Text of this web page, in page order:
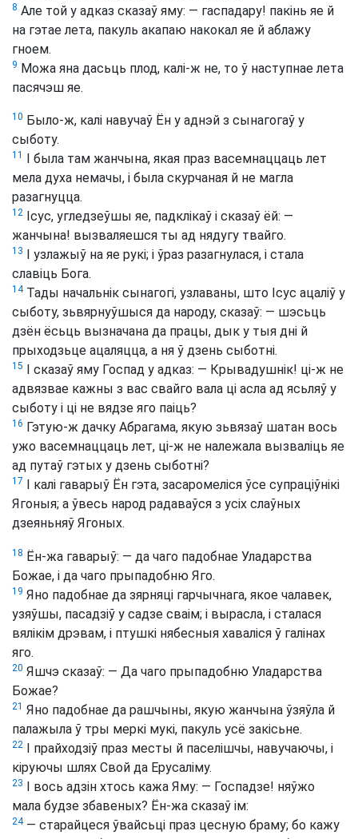
8 Але той у адказ сказаў яму: — гаспадару! пакінь яе й
на гэтае лета, пакуль акапаю накокал яе й аблажу
гноем.
9 Можа яна дасьць плод, калі-ж не, то ў наступнае лета
пасячэш яе.
10 Было-ж, калі навучаў Ён у аднэй з сынагогаў у
сыботу.
11
І была там жанчына, якая праз васемнаццаць лет
мела духа немачы, і была скурчаная й не магла
разагнуцца.
12
Ісус, угледзеўшы яе, падклікаў і сказаў ёй: —
жанчына! вызваляешся ты ад нядугу твайго.
13
І узлажыў на яе рукі; і ўраз разагнулася, і стала
славіць Бога.
14Тады начальнік сынагогі, узлаваны, што Ісус ацаліў у
сыботу, зьвярнуўшыся да народу, сказаў: — шэсьць
дзён ёсьць вызначана да працы, дык у тыя дні й
прыходзьце ацаляцца, а ня ў дзень сыботні.
15
І сказаў яму Госпад у адказ: — Крывадушнік! ці-ж не
адвязвае кажны з вас свайго вала ці асла ад ясьляў у
сыботу і ці не вядзе яго паіць?
16 Гэтую-ж дачку Абрагама, якую зьвязаў шатан вось
ужо васемнаццаць лет, ці-ж не належала вызваліць яе
ад путаў гэтых у дзень сыботні?
17
І калі гаварыў Ён гэта, засаромеліся ўсе супраціўнікі
Ягоныя; а ўвесь народ радаваўся з усіх слаўных
дзеяньняў Ягоных.
18 Ён-жа гаварыў: — да чаго падобнае Уладарства
Божае, і да чаго прыпадобню Яго.
19 Яно падобнае да зярняці гарчычнага, якое чалавек,
узяўшы, пасадзіў у садзе сваім; і вырасла, і сталася
вялікім дрэвам, і птушкі нябесныя хаваліся ў галінах
яго.
20 Яшчэ сказаў: — Да чаго прыпадобню Уладарства
Божае?
21 Яно падобнае да рашчыны, якую жанчына ўзяўла й
палажыла ў тры меркі мукі, пакуль усё закісьне.
22 І прайходзіў праз месты й паселішчы, навучаючы, і
кіруючы шлях Свой да Ерусаліму.
23 І вось адзін хтось кажа Яму: — Госпадзе! няўжо
мала будзе збавеных? Ён-жа сказаў ім:
24— старайцеся ўвайсьці праз цесную браму; бо кажу